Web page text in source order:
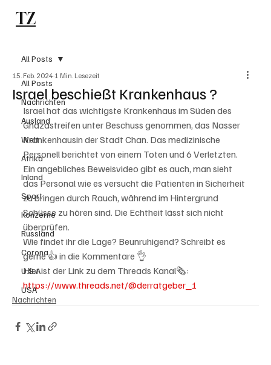
TZ
All Posts
Nachrichten
Ausland
Welt
Afrika
Inland
Sport
Konzerne
Russland
Corona
U.S.A
USA
All Posts
Israel beschießt Krankenhaus ?
15. Feb. 2024 1 Min. Lesezeit
Israel hat das wichtigste Krankenhaus im Süden des
Ghazastreifen unter Beschuss genommen, das Nasser
Krankenhausin der Stadt Chan. Das medizinische
Personell berichtet von einem Toten und 6 Verletzten.
Ein angebliches Beweisvideo gibt es auch, man sieht
das Personal wie es versucht die Patienten in Sicherheit
zu bringen durch Rauch, während im Hintergrund
Schüsse zu hören sind. Die Echtheit lässt sich nicht
überprüfen.
Wie findet ihr die Lage? Beunruhigend? Schreibt es
gerne 👍 in die Kommentare 👌
Hier ist der Link zu dem Threads Kanal🗞:
https://www.threads.net/@derratgeber_1
Nachrichten